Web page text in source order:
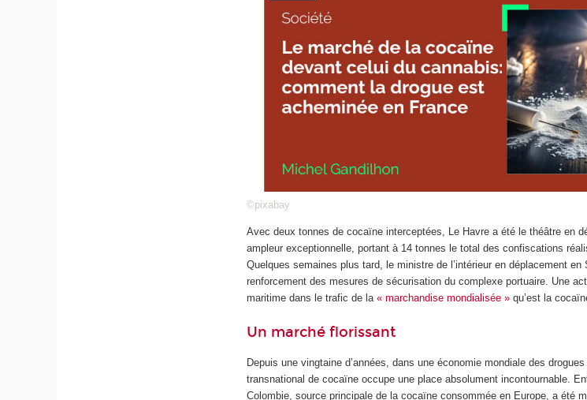
©pixabay
Avec deux tonnes de cocaïne interceptées, Le Havre a été le théâtre en
ampleur exceptionnelle, portant à 14 tonnes le total des confiscations
Quelques semaines plus tard, le ministre de l’intérieur en déplacement
renforcement des mesures de sécurisation du complexe portuaire. Une
maritime dans le trafic de la« marchandise mondialisée » qu’est la
Un marché florissant
Depuis une vingtaine d’années, dans une économie mondiale des
transnational de cocaïne occupe une place absolument incontournable.
Colombie, source principale de la cocaïne consommée en Europe, a été